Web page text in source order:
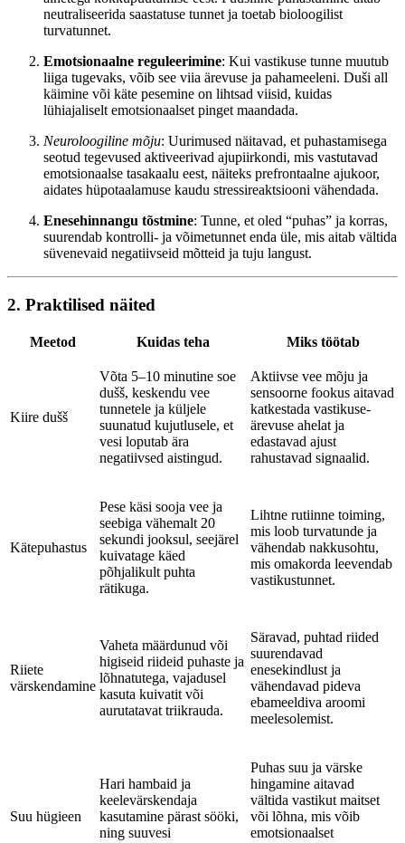
neutraliseerida saastatuse tunnet ja toetab bioloogilist
turvatunnet.
Emotsionaalne reguleerimine: Kui vastikuse tunne muutub
liiga tugevaks, võib see viia ärevuse ja pahameeleni. Duši all
käimine või käte pesemine on lihtsad viisid, kuidas
lühiajaliselt emotsionaalset pinget maandada.
Neuroloogiline mõju: Uurimused näitavad, et puhastamisega
seotud tegevused aktiveerivad ajupiirkondi, mis vastutavad
emotsionaalse tasakaalu eest, näiteks prefrontaalne ajukoor,
aidates hüpotaalamuse kaudu stressireaktsiooni vähendada.
Enesehinnangu tõstmine: Tunne, et oled “puhas” ja korras,
suurendab kontrolli- ja võimetunnet enda üle, mis aitab vältida
süvenevaid negatiivseid mõtteid ja tuju langust.
2. Praktilised näited
Meetod Kuidas teha Miks töötab
Kiire dušš
Võta 5–10 minutine soe
dušš, keskendu vee
tunnetele ja küljele
suunatud kujutlusele, et
vesi loputab ära
negatiivsed aistingud.
Aktiivse vee mõju ja
sensoorne fookus aitavad
katkestada vastikuse-
ärevuse ahelat ja
edastavad ajust
rahustavad signaalid.
Kätepuhastus
Pese käsi sooja vee ja
seebiga vähemalt 20
sekundi jooksul, seejärel
kuivatage käed
põhjalikult puhta
rätikuga.
Lihtne rutiinne toiming,
mis loob turvatunde ja
vähendab nakkusohtu,
mis omakorda leevendab
vastikustunnet.
Riiete
värskendamine
Vaheta määrdunud või
higiseid riideid puhaste ja
lõhnatutega, vajadusel
kasuta kuivatit või
aurutatavat triikrauda.
Säravad, puhtad riided
suurendavad
enesekindlust ja
vähendavad pideva
ebameeldiva aroomi
meelesolemist.
Suu hügieen
Hari hambaid ja
keelevärskendaja
kasutamine pärast sööki,
ning suuvesi
Puhas suu ja värske
hingamine aitavad
vältida vastikut maitset
või lõhna, mis võib
emotsionaalset